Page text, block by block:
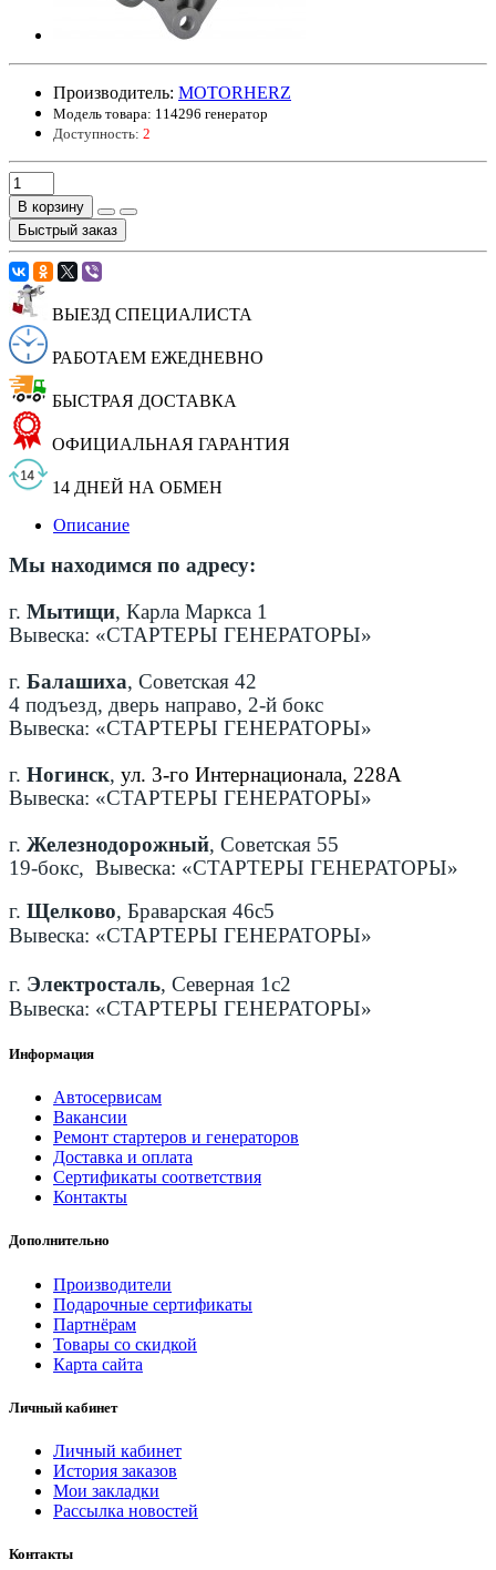
Производитель: MOTORHERZ
Модель товара: 114296 генератор
Доступность: 2
В корзину
Быстрый заказ
ВЫЕЗД СПЕЦИАЛИСТА
РАБОТАЕМ ЕЖЕДНЕВНО
БЫСТРАЯ ДОСТАВКА
ОФИЦИАЛЬНАЯ ГАРАНТИЯ
14 ДНЕЙ НА ОБМЕН
Описание
Мы находимся по адресу:
г. Мытищи, Карла Маркса 1
Вывеска: «СТАРТЕРЫ ГЕНЕРАТОРЫ»
г. Балашиха, Советская 42
4 подъезд, дверь направо, 2-й бокс
Вывеска: «СТАРТЕРЫ ГЕНЕРАТОРЫ»
г. Ногинск, ул. 3-го Интернационала, 228А
Вывеска: «СТАРТЕРЫ ГЕНЕРАТОРЫ»
г. Железнодорожный, Советская 55
19-бокс, Вывеска: «СТАРТЕРЫ ГЕНЕРАТОРЫ»
г. Щелково, Браварская 46с5
Вывеска: «СТАРТЕРЫ ГЕНЕРАТОРЫ»
г. Электросталь, Северная 1с2
Вывеска: «СТАРТЕРЫ ГЕНЕРАТОРЫ»
Информация
Автосервисам
Вакансии
Ремонт стартеров и генераторов
Доставка и оплата
Сертификаты соответствия
Контакты
Дополнительно
Производители
Подарочные сертификаты
Партнёрам
Товары со скидкой
Карта сайта
Личный кабинет
Личный кабинет
История заказов
Мои закладки
Рассылка новостей
Контакты